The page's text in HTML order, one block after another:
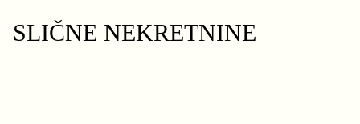
SLIČNE NEKRETNINE